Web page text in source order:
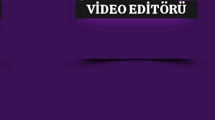
VİDEO EDİTÖRÜ